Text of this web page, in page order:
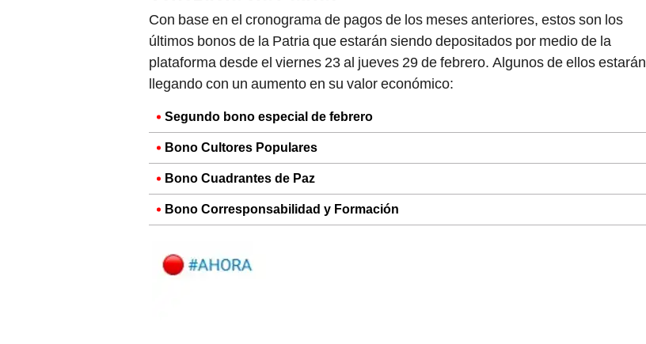
Con base en el cronograma de pagos de los meses anteriores, estos son los
últimos bonos de la Patria que estarán siendo depositados por medio de la
plataforma desde el viernes 23 al jueves 29 de febrero. Algunos de ellos estarán
llegando con un aumento en su valor económico:
Segundo bono especial de febrero
Bono Cultores Populares
Bono Cuadrantes de Paz
Bono Corresponsabilidad y Formación